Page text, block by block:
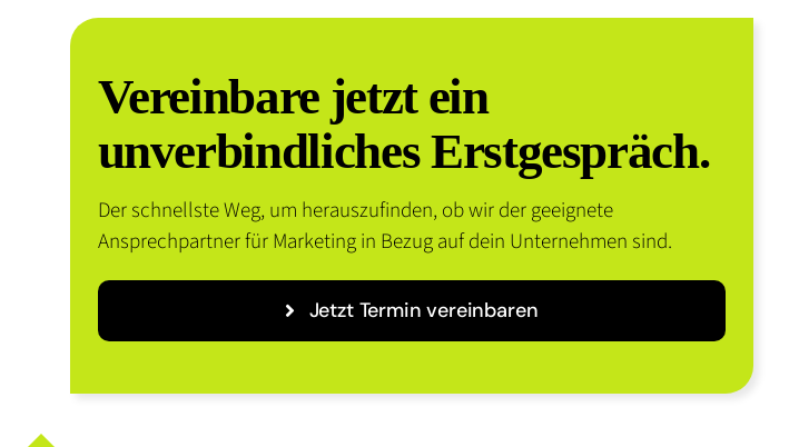
Vereinbare jetzt ein
unverbindliches Erstgespräch.
Der schnellste Weg, um herauszufinden, ob wir der geeignete
Ansprechpartner für Marketing in Bezug auf dein Unternehmen sind.
Jetzt Termin vereinbaren